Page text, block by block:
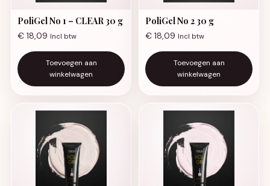
PoliGel No 1 – CLEAR 30 g
€ 18,09 Incl btw
Toevoegen aan
winkelwagen
PoliGel No 2 30 g
€ 18,09 Incl btw
Toevoegen aan
winkelwagen